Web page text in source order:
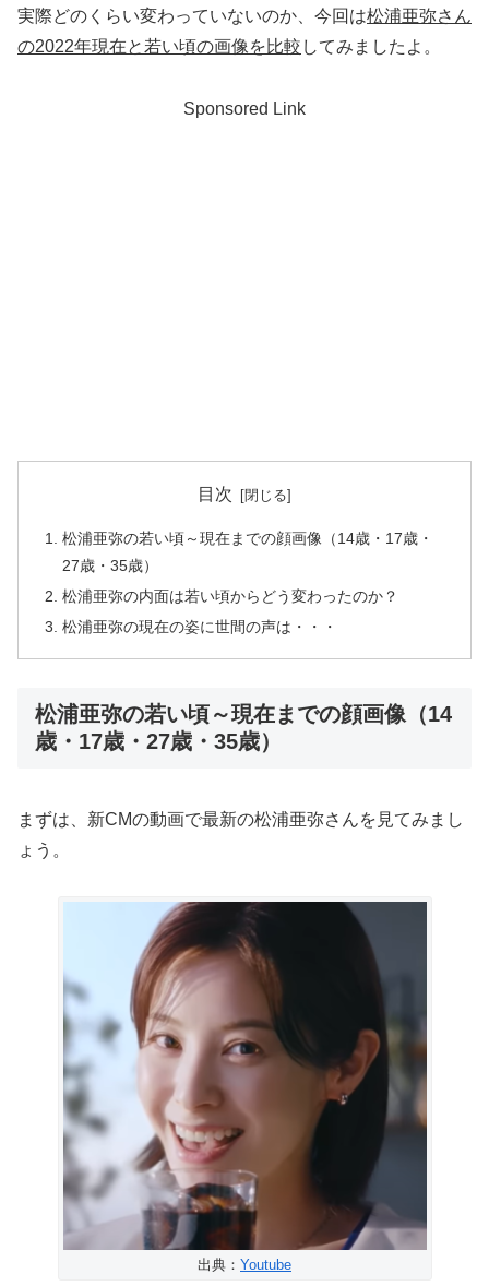
実際どのくらい変わっていないのか、今回は松浦亜弥さん
の2022年現在と若い頃の画像を比較 してみましたよ。
Sponsored Link
目次
松浦亜弥の若い頃～現在までの顔画像（14歳・17歳・
27歳・35歳）
松浦亜弥の内面は若い頃からどう変わったのか？
松浦亜弥の現在の姿に世間の声は・・・
松浦亜弥の若い頃～現在までの顔画像（14
歳・17歳・27歳・35歳）
まずは、新CMの動画で最新の松浦亜弥さんを見てみまし
ょう。
出典： Youtube